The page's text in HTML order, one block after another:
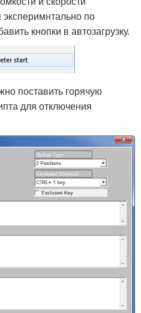
по
кнопки в автозагрузку.
поставить горячую
для отключения